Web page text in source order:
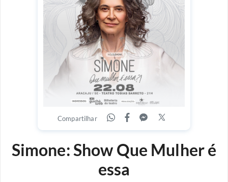
Compartilhar
Simone: Show Que Mulher é
essa